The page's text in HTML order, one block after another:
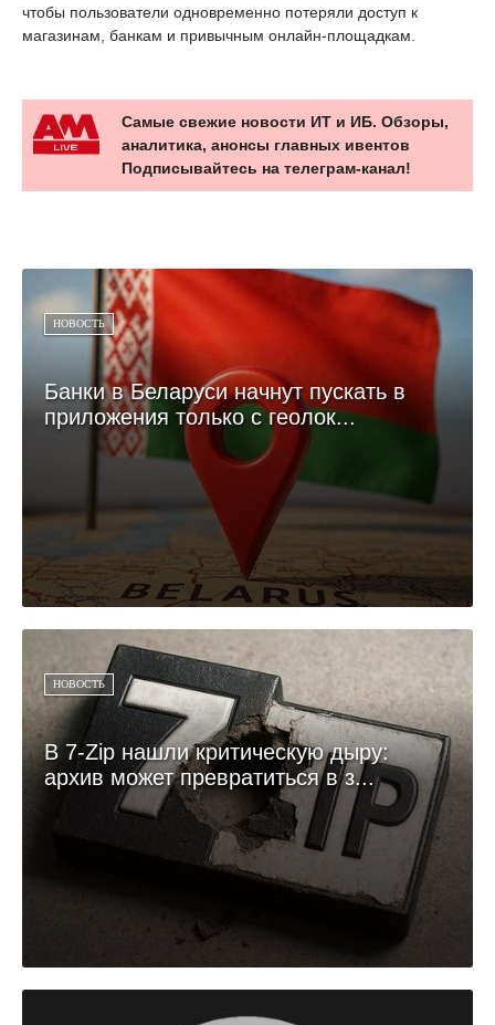
чтобы пользователи одновременно потеряли доступ к
магазинам, банкам и привычным онлайн-площадкам.
Самые свежие новости ИТ и ИБ. Обзоры,
аналитика, анонсы главных ивентов
Подписывайтесь на телеграм-канал!
НОВОСТЬ
Банки в Беларуси начнут пускать в
приложения только с геолок...
НОВОСТЬ
В 7-Zip нашли критическую дыру:
архив может превратиться в з...